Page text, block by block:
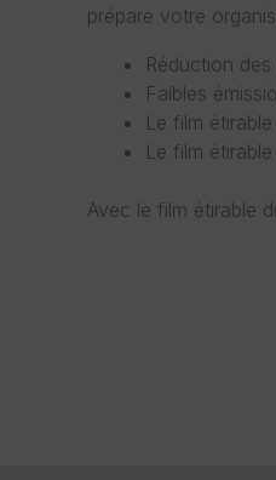
prépare votre
Réduction
Faibles
Le film
Le film
Avec le film étirable